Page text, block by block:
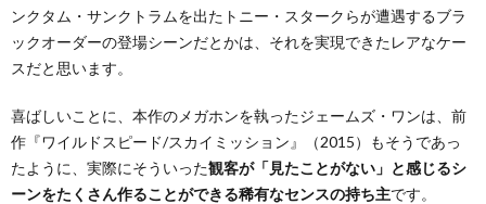
ンクタム・サンクトラムを出たトニー・スタークらが遭遇するブラ
ックオーダーの登場シーンだとかは、それを実現できたレアなケー
スだと思います。
喜ばしいことに、本作のメガホンを執ったジェームズ・ワンは、前
作『ワイルドスピード/スカイミッション』（2015）もそうであっ
たように、実際にそういった観客が「見たことがない」と感じるシ
ーンをたくさん作ることができる稀有なセンスの持ち主です。